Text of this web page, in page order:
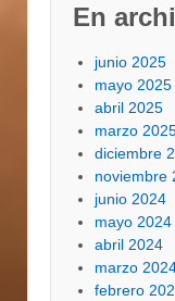
geben will, sollte
zudem den
angewandten und
folgenden
Anschauungsweise
nachträglich
En
junio 2025
mayo 2025
abril 2025
marzo
diciembre
noviembre
junio 2024
mayo 2024
abril 2024
marzo
febrero